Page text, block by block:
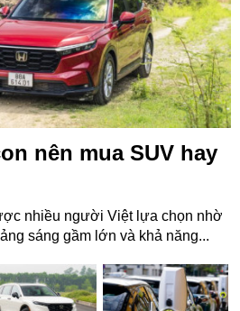
nên mua SUV hay
nhiều người Việt lựa chọn nhờ
sáng gầm lớn và khả năng...